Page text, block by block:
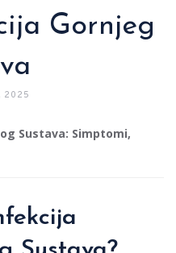
Gornjeg
2025
Sustava: Simptomi,